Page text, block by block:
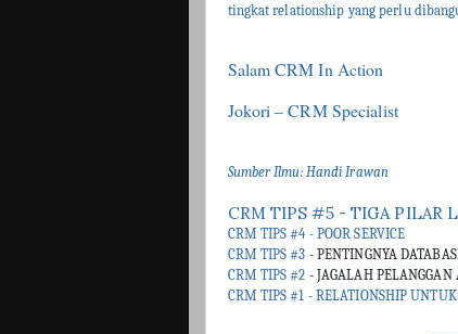
tingkat relationship yang perlu
Salam CRM In Action
Jokori – CRM Specialist
Sumber Ilmu: Handi Irawan
CRM TIPS #5- TIGA PILAR
CRM TIPS #4 - POOR SERVICE
CRM TIPS #3 - PENTINGNYA
CRM TIPS #2 - JAGALAH
CRM TIPS #1 - RELATIONSHIP